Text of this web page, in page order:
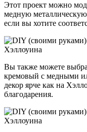
Этот проект можно
медную
если вы хотите
Вы также можете
кремовый с медными
декор ярче как на
благодарения.